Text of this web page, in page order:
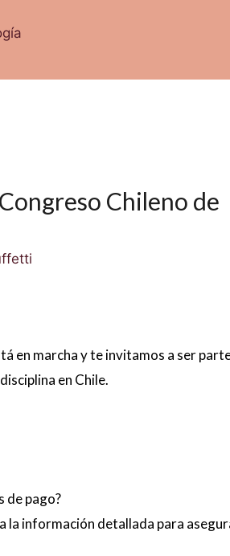
Chileno de
en marcha y te invitamos a ser
en Chile.
de pago?
la información detallada para